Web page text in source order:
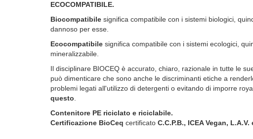
ECOCOMPATIBILE.
Biocompatibile significa compatibile con i sistemi biologici,
dannoso per esse.
Ecocompatibile significa compatibile con i sistemi ecologici,
mineralizzabile.
Il disciplinare BIOCEQ è accurato, chiaro, razionale in tutte le
può dimenticare che sono anche le discriminanti etiche a
problemi legati all'utilizzo di detergenti o evitando di imporre
questo
Contenitore PE riciclato e riciclabile.
Certificazione BioCeq certificato C.C.P.B., ICEA Vegan,